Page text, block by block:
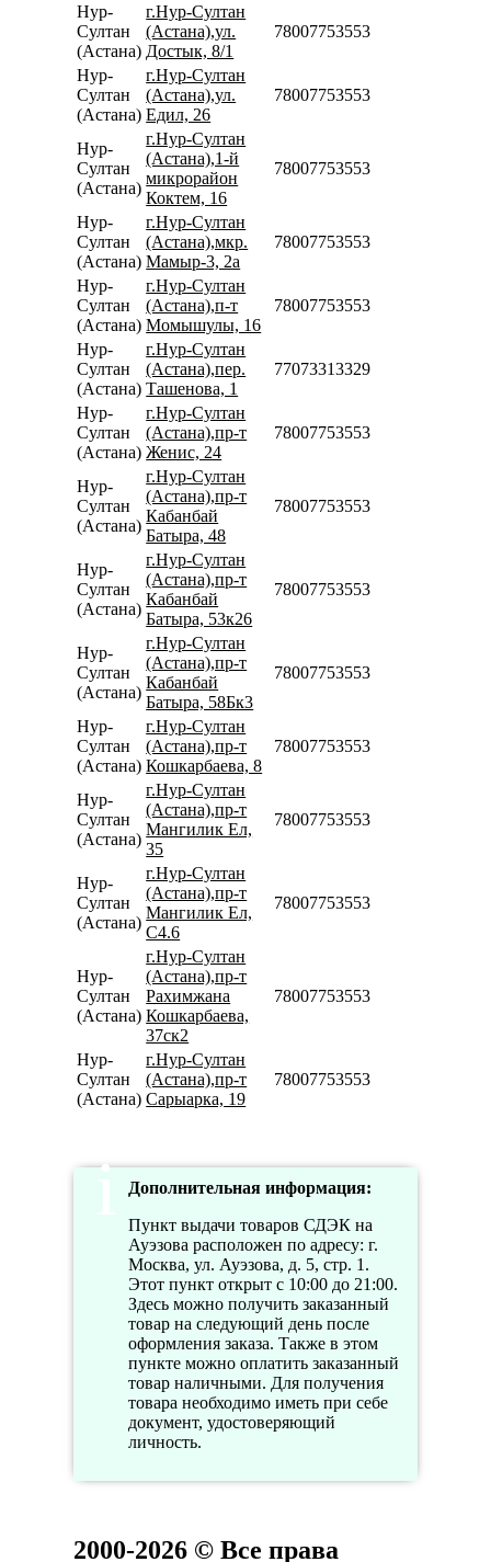
Нур-
Султан
(Астана)
г.Нур-Султан
(Астана),ул.
Достык, 8/1
78007753553
Нур-
Султан
(Астана)
г.Нур-Султан
(Астана),ул.
Едил, 26
78007753553
Нур-
Султан
(Астана)
г.Нур-Султан
(Астана),1-й
микрорайон
Коктем, 16
78007753553
Нур-
Султан
(Астана)
г.Нур-Султан
(Астана),мкр.
Мамыр-3, 2а
78007753553
Нур-
Султан
(Астана)
г.Нур-Султан
(Астана),п-т
Момышулы, 16
78007753553
Нур-
Султан
(Астана)
г.Нур-Султан
(Астана),пер.
Ташенова, 1
77073313329
Нур-
Султан
(Астана)
г.Нур-Султан
(Астана),пр-т
Женис, 24
78007753553
Нур-
Султан
(Астана)
г.Нур-Султан
(Астана),пр-т
Кабанбай
Батыра, 48
78007753553
Нур-
Султан
(Астана)
г.Нур-Султан
(Астана),пр-т
Кабанбай
Батыра, 53к26
78007753553
Нур-
Султан
(Астана)
г.Нур-Султан
(Астана),пр-т
Кабанбай
Батыра, 58Бк3
78007753553
Нур-
Султан
(Астана)
г.Нур-Султан
(Астана),пр-т
Кошкарбаева, 8
78007753553
Нур-
Султан
(Астана)
г.Нур-Султан
(Астана),пр-т
Мангилик Ел,
35
78007753553
Нур-
Султан
(Астана)
г.Нур-Султан
(Астана),пр-т
Мангилик Ел,
С4.6
78007753553
Нур-
Султан
(Астана)
г.Нур-Султан
(Астана),пр-т
Рахимжана
Кошкарбаева,
37ск2
78007753553
Нур-
Султан
(Астана)
г.Нур-Султан
(Астана),пр-т
Сарыарка, 19
78007753553
Дополнительная информация:
Пункт выдачи товаров СДЭК на
Ауэзова расположен по адресу: г.
Москва, ул. Ауэзова, д. 5, стр. 1.
Этот пункт открыт с 10:00 до 21:00.
Здесь можно получить заказанный
товар на следующий день после
оформления заказа. Также в этом
пункте можно оплатить заказанный
товар наличными. Для получения
товара необходимо иметь при себе
документ, удостоверяющий
личность.
2000-2026 © Все права